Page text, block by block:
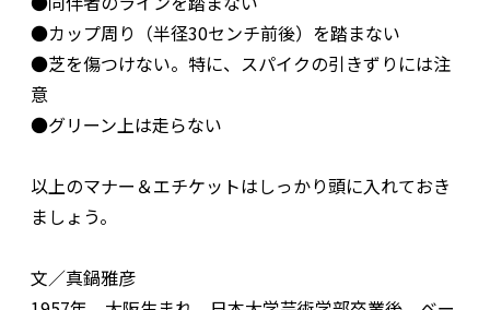
●カップ周り（半径30センチ前後）を踏まない
●芝を傷つけない。特に、スパイクの引きずりには注
意
●グリーン上は走らない
以上のマナー＆エチケットはしっかり頭に入れておき
ましょう。
文／真鍋雅彦